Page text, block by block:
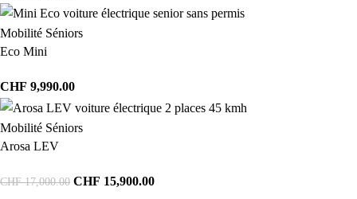
Mobilité Séniors
Eco Mini
CHF 9,990.00
Mobilité Séniors
Arosa LEV
CHF17,000.00 CHF 15,900.00